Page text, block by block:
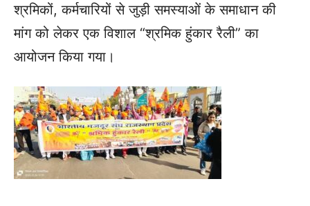
श्रमिकों, कर्मचारियों से जुड़ी समस्याओं के समाधान की
मांग को लेकर एक विशाल “श्रमिक हुंकार रैली” का
आयोजन किया गया।